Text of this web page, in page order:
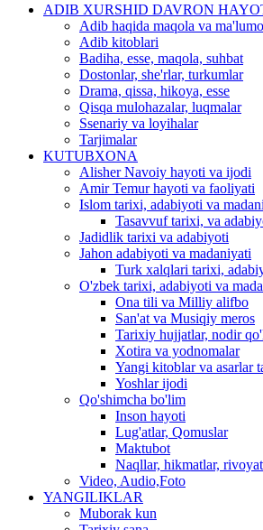
ADIB XURSHID DAVRON
Adib haqida maqola va
Adib kitoblari
Badiha, esse, maqola, suhbat
Dostonlar, she'rlar, turkumlar
Drama, qissa, hikoya, esse
Qisqa mulohazalar, luqmalar
Ssenariy va loyihalar
Tarjimalar
KUTUBXONA
Alisher Navoiy hayoti va ijodi
Amir Temur hayoti va faoliyati
Islom tarixi, adabiyoti va
Tasavvuf tarixi, va
Jadidlik tarixi va adabiyoti
Jahon adabiyoti va madaniyati
Turk xalqlari tarixi,
O'zbek tarixi, adabiyoti va
Ona tili va Milliy alifbo
San'at va Musiqiy meros
Tarixiy hujjatlar, nodir
Xotira va yodnomalar
Yangi kitoblar va asarlar
Yoshlar ijodi
Qo'shimcha bo'lim
Inson hayoti
Lug'atlar, Qomuslar
Maktubot
Naqllar, hikmatlar,
Video, Audio,Foto
YANGILIKLAR
Muborak kun